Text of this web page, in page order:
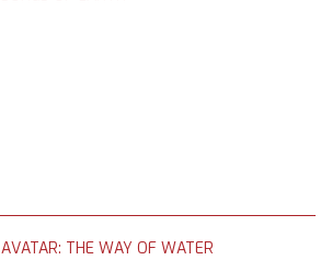
AVATAR: THE WAY OF WATER